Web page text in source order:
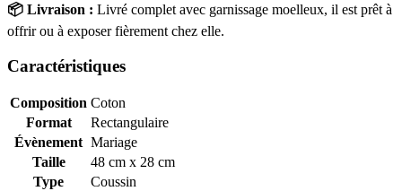
📦 Livraison : Livré complet avec garnissage moelleux, il est prêt à
offrir ou à exposer fièrement chez elle.
Caractéristiques
Composition Coton
Format
Rectangulaire
Évènement Mariage
Taille
48 cm x 28 cm
Type
Coussin